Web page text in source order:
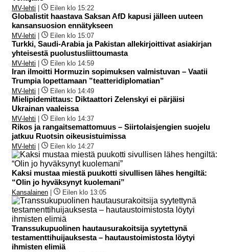
MV-lehti Eilen klo 15:22
Globalistit haastava Saksan AfD kapusi jälleen uuteen
kansansuosion ennätykseen
MV-lehti Eilen klo 15:07
Turkki, Saudi-Arabia ja Pakistan allekirjoittivat asiakirjan
yhteisestä puolustusliittoumasta
MV-lehti Eilen klo 14:59
Iran ilmoitti Hormuzin sopimuksen valmistuvan – Vaatii
Trumpia lopettamaan ”teatteridiplomatian”
MV-lehti Eilen klo 14:49
Mielipidemittaus: Diktaattori Zelenskyi ei pärjäisi
Ukrainan vaaleissa
MV-lehti Eilen klo 14:37
Rikos ja rangaitsemattomuus – Siirtolaisjengien suojelu
jatkuu Ruotsin oikeusistuimissa
MV-lehti Eilen klo 14:27
Kaksi mustaa miestä puukotti sivullisen lähes hengiltä:
“Olin jo hyväksynyt kuolemani”
Kansalainen Eilen klo 13:05
Transsukupuolinen hautausurakoitsija syytettynä
testamenttihuijauksesta – hautaustoimistosta löytyi
ihmisten elimiä